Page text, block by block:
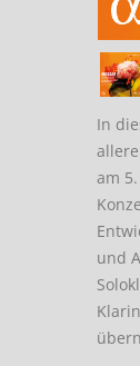
In
am
und